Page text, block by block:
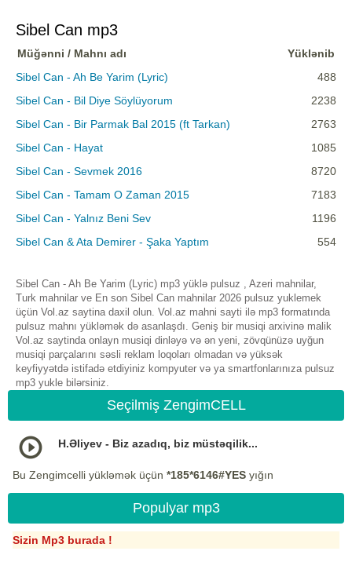
Sibel Can mp3
Müğənni / Mahnı adı
Yüklənib
Sibel Can - Ah Be Yarim (Lyric)
488
Sibel Can - Bil Diye Söylüyorum
2238
Sibel Can - Bir Parmak Bal 2015 (ft Tarkan)
2763
Sibel Can - Hayat
1085
Sibel Can - Sevmek 2016
8720
Sibel Can - Tamam O Zaman 2015
7183
Sibel Can - Yalnız Beni Sev
1196
Sibel Can & Ata Demirer - Şaka Yaptım
554
Sibel Can - Ah Be Yarim (Lyric) mp3 yüklə pulsuz , Azeri mahnilar,
Turk mahnilar ve En son Sibel Can mahnilar 2026 pulsuz yuklemek
üçün Vol.az saytina daxil olun. Vol.az mahni sayti ilə mp3 formatında
pulsuz mahnı yükləmək də asanlaşdı. Geniş bir musiqi arxivinə malik
Vol.az saytinda onlayn musiqi dinləyə və ən yeni, zövqünüzə uyğun
musiqi parçalarını səsli reklam loqoları olmadan və yüksək
keyfiyyətdə istifadə etdiyiniz kompyuter və ya smartfonlarınıza pulsuz
mp3 yukle bilərsiniz.
Seçilmiş ZengimCELL
H.Əliyev - Biz azadıq, biz müstəqilik...
Bu Zengimcelli yükləmək üçün *185*6146#YES yığın
Populyar mp3
Sizin Mp3 burada !